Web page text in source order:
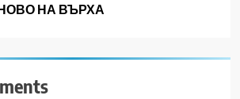
НА ВЪРХА